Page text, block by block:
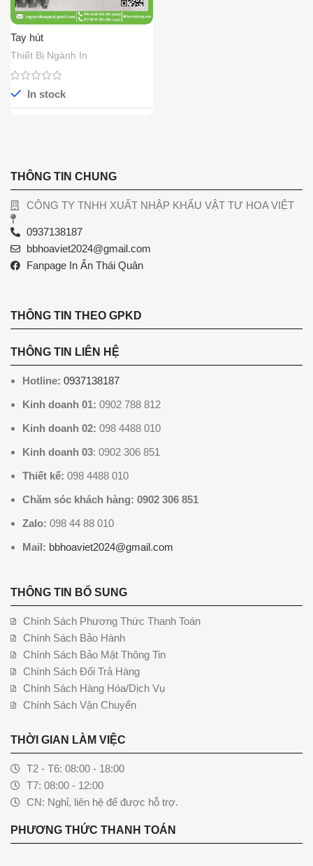
Tay hút
Thiết Bị Ngành In
In stock
THÔNG TIN CHUNG
CÔNG TY TNHH XUẤT NHẬP KHẨU VẬT TƯ HOA VIỆT
0937138187
bbhoaviet2024@gmail.com
Fanpage In Ấn Thái Quân
THÔNG TIN THEO GPKD
THÔNG TIN LIÊN HỆ
Hotline: 0937138187
Kinh doanh 01: 0902 788 812
Kinh doanh 02: 098 4488 010
Kinh doanh 03: 0902 306 851
Thiết kế: 098 4488 010
Chăm sóc khách hàng: 0902 306 851
Zalo: 098 44 88 010
Mail: bbhoaviet2024@gmail.com
THÔNG TIN BỔ SUNG
Chính Sách Phương Thức Thanh Toán
Chính Sách Bảo Hành
Chính Sách Bảo Mật Thông Tin
Chính Sách Đổi Trả Hàng
Chính Sách Hàng Hóa/Dịch Vụ
Chính Sách Vận Chuyển
THỜI GIAN LÀM VIỆC
T2 - T6: 08:00 - 18:00
T7: 08:00 - 12:00
CN: Nghỉ, liên hệ để được hỗ trợ.
PHƯƠNG THỨC THANH TOÁN